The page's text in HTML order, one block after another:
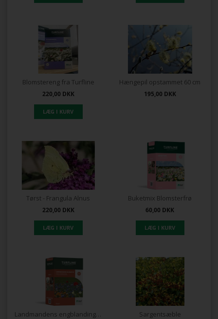
Blomstereng fra Turfline
220,00 DKK
Hængepil opstammet 60 cm
195,00 DKK
Tørst - Frangula Alnus
220,00 DKK
Buketmix Blomsterfrø
60,00 DKK
Landmandens engblanding 100 gr. Sargentsæble